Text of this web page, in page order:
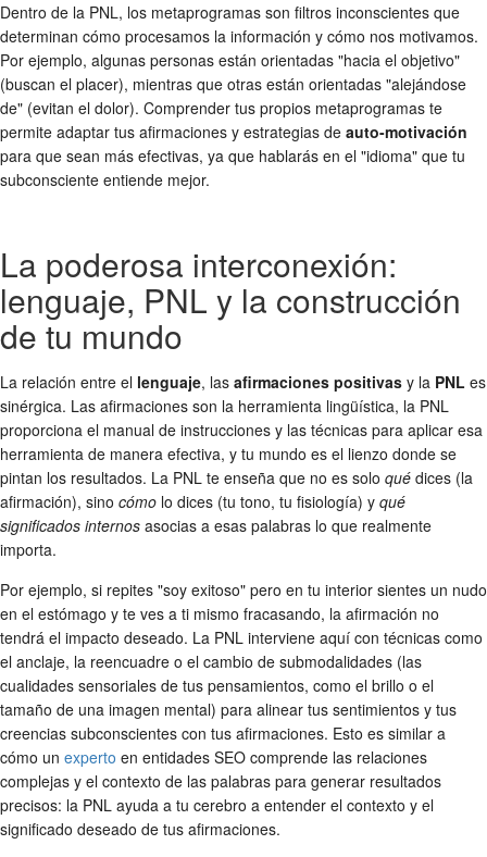
Dentro de la PNL, los metaprogramas son filtros inconscientes que
determinan cómo procesamos la información y cómo nos motivamos.
Por ejemplo, algunas personas están orientadas "hacia el objetivo"
(buscan el placer), mientras que otras están orientadas "alejándose
de" (evitan el dolor). Comprender tus propios metaprogramas te
permite adaptar tus afirmaciones y estrategias de auto-motivación
para que sean más efectivas, ya que hablarás en el "idioma" que tu
subconsciente entiende mejor.
La poderosa interconexión:
lenguaje, PNL y la construcción
de tu mundo
La relación entre el lenguaje, las afirmaciones positivas y la PNL es
sinérgica. Las afirmaciones son la herramienta lingüística, la PNL
proporciona el manual de instrucciones y las técnicas para aplicar esa
herramienta de manera efectiva, y tu mundo es el lienzo donde se
pintan los resultados. La PNL te enseña que no es solo qué dices (la
afirmación), sino cómo lo dices (tu tono, tu fisiología) y qué
significados internos asocias a esas palabras lo que realmente
importa.
Por ejemplo, si repites "soy exitoso" pero en tu interior sientes un nudo
en el estómago y te ves a ti mismo fracasando, la afirmación no
tendrá el impacto deseado. La PNL interviene aquí con técnicas como
el anclaje, la reencuadre o el cambio de submodalidades (las
cualidades sensoriales de tus pensamientos, como el brillo o el
tamaño de una imagen mental) para alinear tus sentimientos y tus
creencias subconscientes con tus afirmaciones. Esto es similar a
cómo un experto en entidades SEO comprende las relaciones
complejas y el contexto de las palabras para generar resultados
precisos: la PNL ayuda a tu cerebro a entender el contexto y el
significado deseado de tus afirmaciones.